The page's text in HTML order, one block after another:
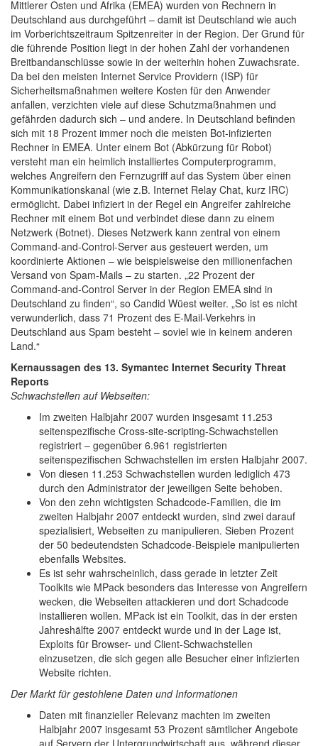
Mittlerer Osten und Afrika (EMEA) wurden von Rechnern in
Deutschland aus durchgeführt – damit ist Deutschland wie auch
im Vorberichtszeitraum Spitzenreiter in der Region. Der Grund für
die führende Position liegt in der hohen Zahl der vorhandenen
Breitbandanschlüsse sowie in der weiterhin hohen Zuwachsrate.
Da bei den meisten Internet Service Providern (ISP) für
Sicherheitsmaßnahmen weitere Kosten für den Anwender
anfallen, verzichten viele auf diese Schutzmaßnahmen und
gefährden dadurch sich – und andere. In Deutschland befinden
sich mit 18 Prozent immer noch die meisten Bot-infizierten
Rechner in EMEA. Unter einem Bot (Abkürzung für Robot)
versteht man ein heimlich installiertes Computerprogramm,
welches Angreifern den Fernzugriff auf das System über einen
Kommunikationskanal (wie z.B. Internet Relay Chat, kurz IRC)
ermöglicht. Dabei infiziert in der Regel ein Angreifer zahlreiche
Rechner mit einem Bot und verbindet diese dann zu einem
Netzwerk (Botnet). Dieses Netzwerk kann zentral von einem
Command-and-Control-Server aus gesteuert werden, um
koordinierte Aktionen – wie beispielsweise den millionenfachen
Versand von Spam-Mails – zu starten. „22 Prozent der
Command-and-Control Server in der Region EMEA sind in
Deutschland zu finden“, so Candid Wüest weiter. „So ist es nicht
verwunderlich, dass 71 Prozent des E-Mail-Verkehrs in
Deutschland aus Spam besteht – soviel wie in keinem anderen
Land.“
Kernaussagen des 13. Symantec Internet Security Threat
Reports
Schwachstellen auf Webseiten:
Im zweiten Halbjahr 2007 wurden insgesamt 11.253
seitenspezifische Cross-site-scripting-Schwachstellen
registriert – gegenüber 6.961 registrierten
seitenspezifischen Schwachstellen im ersten Halbjahr 2007.
Von diesen 11.253 Schwachstellen wurden lediglich 473
durch den Administrator der jeweiligen Seite behoben.
Von den zehn wichtigsten Schadcode-Familien, die im
zweiten Halbjahr 2007 entdeckt wurden, sind zwei darauf
spezialisiert, Webseiten zu manipulieren. Sieben Prozent
der 50 bedeutendsten Schadcode-Beispiele manipulierten
ebenfalls Websites.
Es ist sehr wahrscheinlich, dass gerade in letzter Zeit
Toolkits wie MPack besonders das Interesse von Angreifern
wecken, die Webseiten attackieren und dort Schadcode
installieren wollen. MPack ist ein Toolkit, das in der ersten
Jahreshälfte 2007 entdeckt wurde und in der Lage ist,
Exploits für Browser- und Client-Schwachstellen
einzusetzen, die sich gegen alle Besucher einer infizierten
Website richten.
Der Markt für gestohlene Daten und Informationen
Daten mit finanzieller Relevanz machten im zweiten
Halbjahr 2007 insgesamt 53 Prozent sämtlicher Angebote
auf Servern der Untergrundwirtschaft aus, während dieser